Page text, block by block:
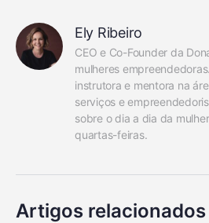
Ely Ribeiro
CEO e Co-Founder da
mulheres
instrutora e mentora na
serviços e
sobre o dia a dia da
quartas-feiras.
Artigos relacionados